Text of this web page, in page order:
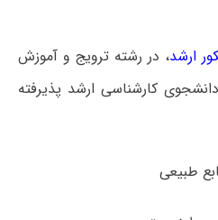
ارشد، در رشته ترویج و آموزش
کارشناسی ارشد پذیرفته